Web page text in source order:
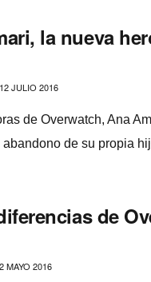
la nueva
JULIO 2016
de Overwatch, Ana
de su propia
de
MAYO 2016